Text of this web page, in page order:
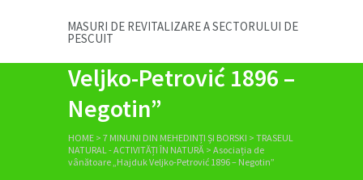
MASURI DE REVITALIZARE A SECTORULUI DE
PESCUIT
Asociația de
vânătoare „Hajduk
Veljko-Petrović 1896 –
Negotin”
HOME > 7 MINUNI DIN MEHEDINȚI ȘI BORSKI > TRASEUL
NATURAL - ACTIVITĂȚI ÎN NATURĂ > Asociația de
vânătoare „Hajduk Veljko-Petrović 1896 – Negotin”